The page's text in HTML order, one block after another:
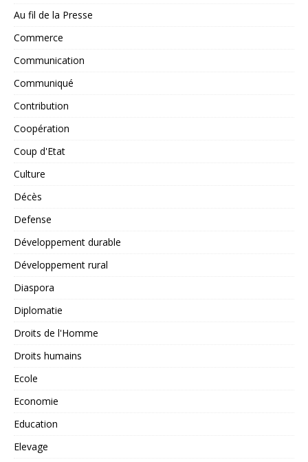
Au fil de la Presse
Commerce
Communication
Communiqué
Contribution
Coopération
Coup d'Etat
Culture
Décès
Defense
Développement durable
Développement rural
Diaspora
Diplomatie
Droits de l'Homme
Droits humains
Ecole
Economie
Education
Elevage